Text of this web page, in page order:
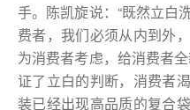
手。陈凯旋说：“既然立白
费者，我们必须从内到外
为消费者考虑，给消费者
证了立白的判断，消费者
装已经出现高品质的复合